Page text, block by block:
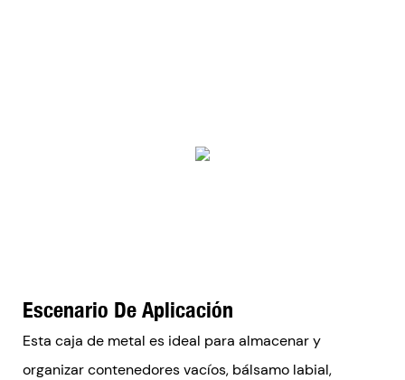
Escenario De Aplicación
Esta caja de metal es ideal para almacenar y
organizar contenedores vacíos, bálsamo labial,